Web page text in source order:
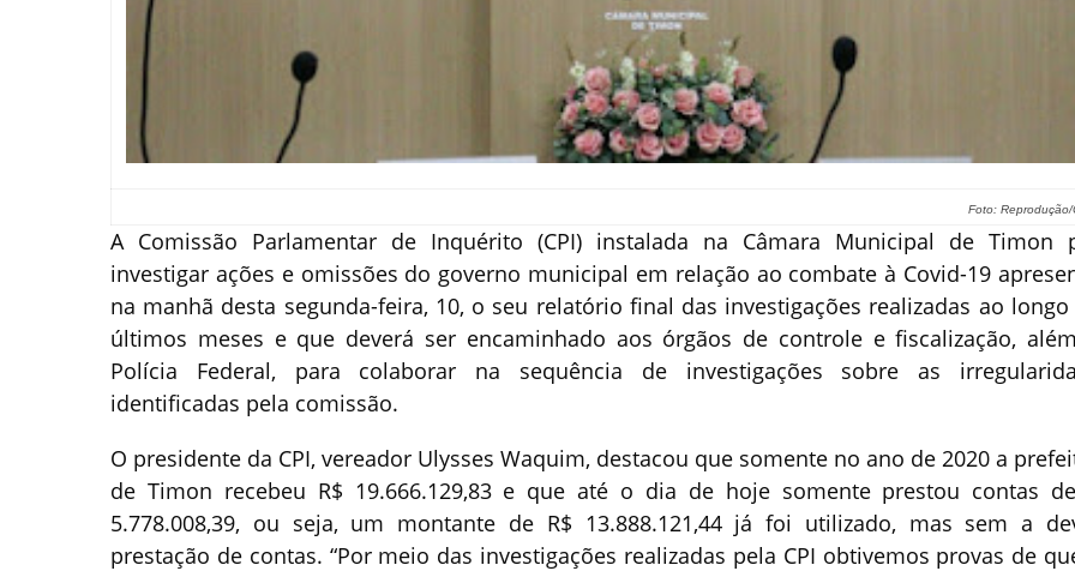
Foto: Reprodução/
A Comissão Parlamentar de Inquérito (CPI) instalada na Câmara Municipal de Timon
investigar ações e omissões do governo municipal em relação ao combate à Covid-19
na manhã desta segunda-feira, 10, o seu relatório final das investigações realizadas ao
últimos meses e que deverá ser encaminhado aos órgãos de controle e fiscalização,
Polícia Federal, para colaborar na sequência de investigações sobre as
identificadas pela comissão.
O presidente da CPI, vereador Ulysses Waquim, destacou que somente no ano de 2020 a
de Timon recebeu R$ 19.666.129,83 e que até o dia de hoje somente prestou contas
5.778.008,39, ou seja, um montante de R$ 13.888.121,44 já foi utilizado, mas sem a
prestação de contas. “Por meio das investigações realizadas pela CPI obtivemos provas de